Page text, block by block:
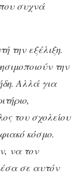
συχνά
την εξέλιξη.
την
Αλλά για
του σχολείου
κόσμο.
να τον
σε αυτόν